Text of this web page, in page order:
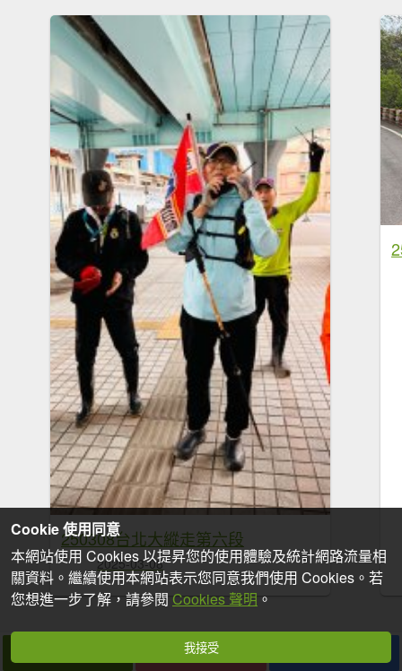
250308台北大縱走第六段
2025-03-08
收藏
Cookie 使用同意
本網站使用 Cookies 以提昇您的使用體驗及統計網路流量相
關資料。繼續使用本網站表示您同意我們使用 Cookies。若
您想進一步了解，請參閱 Cookies 聲明 。
我接受